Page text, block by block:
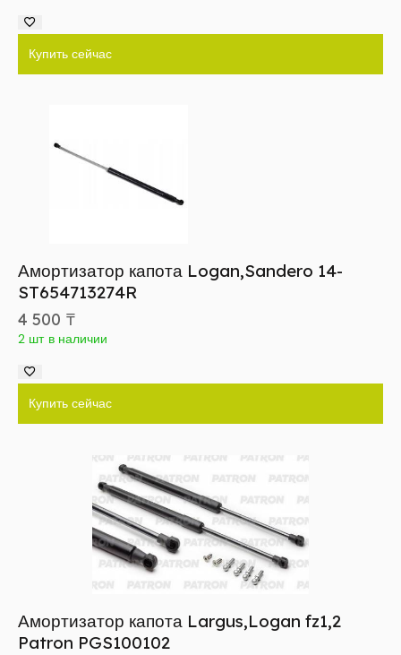
Купить сейчас
Амортизатор капота Logan,Sandero 14-
ST654713274R
4 500 ₸
2 шт в наличии
Купить сейчас
Амортизатор капота Largus,Logan fz1,2
Patron PGS100102